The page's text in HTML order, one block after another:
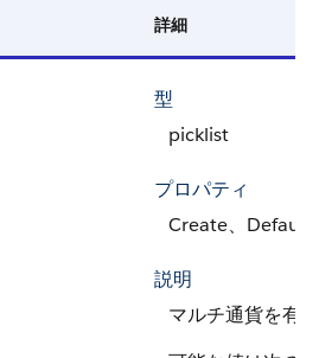
詳細
型
picklist
プロパティ
Create、
説明
マルチ通貨を有